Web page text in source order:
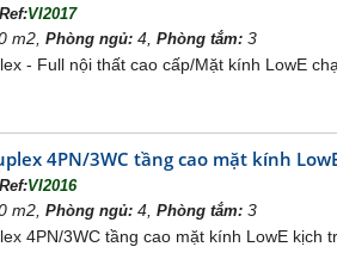
ha được chia làm 5 phân khu biệt
Khu biệt thự Bằng Lăng, Khu biệt
m2 đáp ứng được các nhu cầu đa
chuỗi dự án biệt thự
còn có trường học, bệnh viện
Center Long Biên....
Ref:VI2017
m2, Phòng ngủ:4, Phòng tắm:3
- Full nội thất cao cấp/Mặt kính LowE
4PN/3WC tầng cao mặt kính
Ref:VI2016
m2, Phòng ngủ:4, Phòng tắm:3
4PN/3WC tầng cao mặt kính LowE kịch